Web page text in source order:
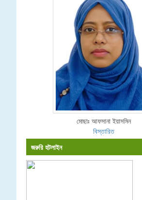
মোছাঃ আফসানা ইয়াসমিন
বিস্তারিত
জরুরি হটলাইন